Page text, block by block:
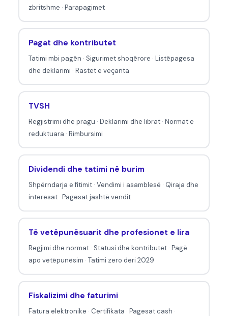
a
j
t
m
e
zbritshme · Parapagimet
Pagat dhe kontributet
Tatimi mbi pagën · Sigurimet shoqërore · Listëpagesa
dhe deklarimi · Rastet e veçanta
TVSH
Regjistrimi dhe pragu · Deklarimi dhe librat· Normat e
reduktuara · Rimbursimi
Dividendi dhe tatimi në burim
Shpërndarja e fitimit· Vendimi i asamblesë · Qiraja dhe
interesat· Pagesat jashtë vendit
Të vetëpunësuarit dhe profesionet e lira
Regjimi dhe normat· Statusi dhe kontributet· Pagë
apo vetëpunësim · Tatimi zero deri 2029
Fiskalizimi dhe faturimi
Fatura elektronike · Certifikata · Pagesat cash ·